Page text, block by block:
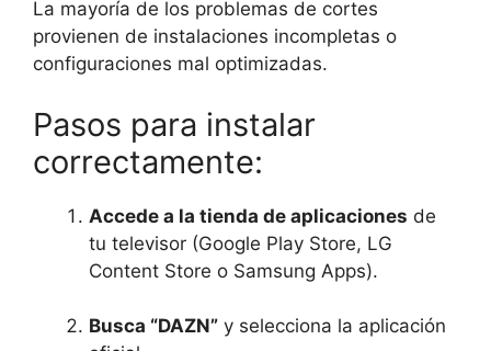
La mayoría de los problemas de cortes
provienen de instalaciones incompletas o
configuraciones mal optimizadas.
Pasos para instalar
correctamente:
Accede a la tienda de aplicaciones de
tu televisor (Google Play Store, LG
Content Store o Samsung Apps).
Busca “DAZN” y selecciona la aplicación